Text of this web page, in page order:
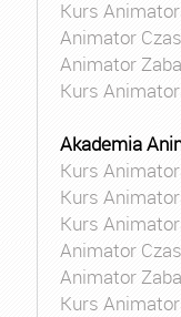
Kurs
Animator
Animator
Kurs
Akademia
Kurs
Kurs
Kurs
Animator
Animator
Kurs